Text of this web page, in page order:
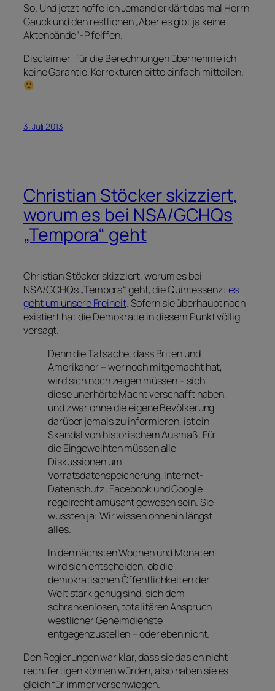
So. Und jetzt hoffe ich Jemand erklärt das mal Herrn
Gauck und den restlichen „Aber es gibt ja keine
Aktenbände“-Pfeiffen.
Disclaimer: für die Berechnungen übernehme ich
keine Garantie, Korrekturen bitte einfach mitteilen.
3. Juli 2013
Christian Stöcker skizziert,
worum es bei NSA/GCHQs
„Tempora“ geht
Christian Stöcker skizziert, worum es bei
NSA/GCHQs „Tempora“ geht, die Quintessenz: es
geht um unsere Freiheit. Sofern sie überhaupt noch
existiert hat die Demokratie in diesem Punkt völlig
versagt.
Denn die Tatsache, dass Briten und
Amerikaner – wer noch mitgemacht hat,
wird sich noch zeigen müssen – sich
diese unerhörte Macht verschafft haben,
und zwar ohne die eigene Bevölkerung
darüber jemals zu informieren, ist ein
Skandal von historischem Ausmaß. Für
die Eingeweihten müssen alle
Diskussionen um
Vorratsdatenspeicherung, Internet-
Datenschutz, Facebook und Google
regelrecht amüsant gewesen sein. Sie
wussten ja: Wir wissen ohnehin längst
alles.
In den nächsten Wochen und Monaten
wird sich entscheiden, ob die
demokratischen Öffentlichkeiten der
Welt stark genug sind, sich dem
schrankenlosen, totalitären Anspruch
westlicher Geheimdienste
entgegenzustellen – oder eben nicht.
Den Regierungen war klar, dass sie das eh nicht
rechtfertigen können würden, also haben sie es
gleich für immer verschwiegen.